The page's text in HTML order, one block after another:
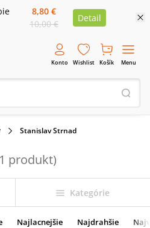
8,80 €
10,00 €
Detail
Konto Wishlist Košík Menu
Stanislav Strnad
1 produkt)
Kategórie
Najlacnejšie Najdrahšie